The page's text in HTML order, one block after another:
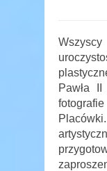
Pawła